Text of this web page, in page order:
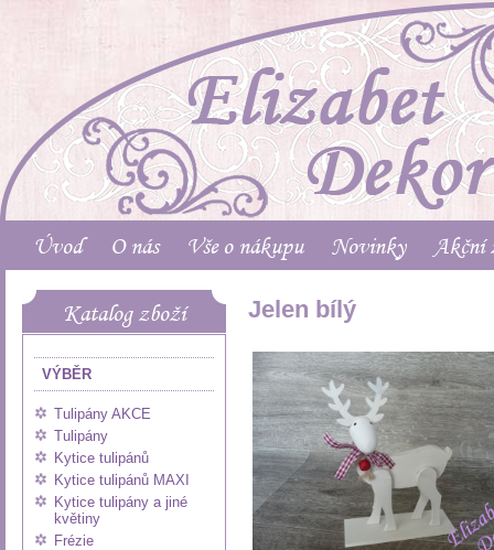
Úvod O nás Vše o nákupu Novinky Akční
Katalog zboží
VÝBĚR
Tulipány AKCE
Tulipány
Kytice tulipánů
Kytice tulipánů MAXI
Kytice tulipány a jiné
květiny
Frézie
Jelen bílý